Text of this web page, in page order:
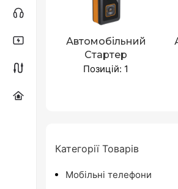
Автомобільний
Стартер
Позицій: 1
Категорії Товарів
Мобільні телефони